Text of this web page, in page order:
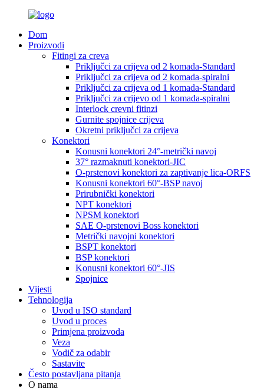
Dom
Proizvodi
Fitingi za creva
Priključci za crijeva od 2 komada-Standard
Priključci za crijeva od 2 komada-spiralni
Priključci za crijeva od 1 komada-Standard
Priključci za crijevo od 1 komada-spiralni
Interlock crevni fitinzi
Gurnite spojnice crijeva
Okretni priključci za crijeva
Konektori
Konusni konektori 24°-metrički navoj
37° razmaknuti konektori-JIC
O-prstenovi konektori za zaptivanje lica-ORFS
Konusni konektori 60°-BSP navoj
Prirubnički konektori
NPT konektori
NPSM konektori
SAE O-prstenovi Boss konektori
Metrički navojni konektori
BSPT konektori
BSP konektori
Konusni konektori 60°-JIS
Spojnice
Vijesti
Tehnologija
Uvod u ISO standard
Uvod u proces
Primjena proizvoda
Veza
Vodič za odabir
Sastavite
Često postavljana pitanja
O nama